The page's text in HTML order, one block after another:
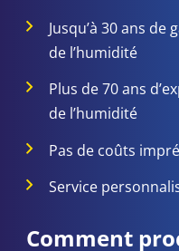
Jusqu’à 30 ans
de l’humidité
Plus de 70 ans
de l’humidité
Pas de coûts
Service
Comment